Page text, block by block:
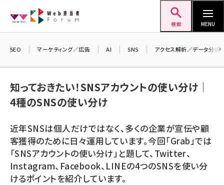
ン
検索 MENU
ai (2801)
youtube (2425)
note (2310)
SEO マーケティング／広告 AI SNS アクセス解析／データ分析
知っておきたい！SNSアカウントの使い分け｜
4種のSNSの使い分け
近年SNSは個人だけではなく、多くの企業が宣伝や顧
客獲得のために日々運用しています。今回「Grab」では
「SNSアカウントの使い分け」と題して、Twitter、
Instagram、Facebook、LINEの4つのSNSを使い分
けるポイントを紹介しています。